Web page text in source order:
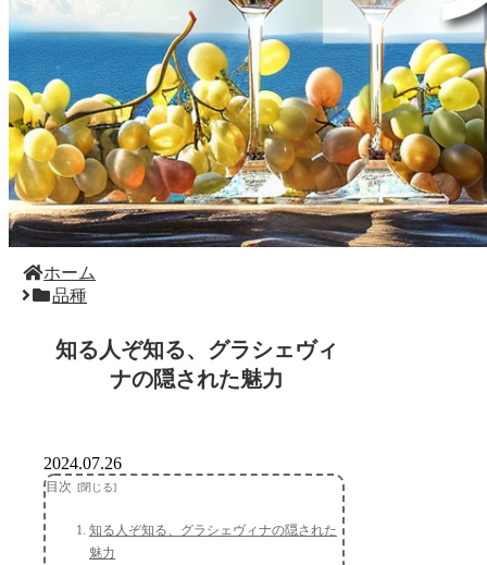
ホーム
品種
知る人ぞ知る、グラシェヴィ
ナの隠された魅力
2024.07.26
目次
知る人ぞ知る、グラシェヴィナの隠された
魅力